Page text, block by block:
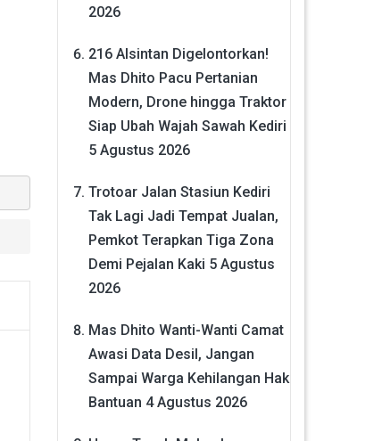
2026
216 Alsintan Digelontorkan!
Mas Dhito Pacu Pertanian
Modern, Drone hingga Traktor
Siap Ubah Wajah Sawah Kediri
5 Agustus 2026
Trotoar Jalan Stasiun Kediri
Tak Lagi Jadi Tempat Jualan,
Pemkot Terapkan Tiga Zona
Demi Pejalan Kaki 5 Agustus
2026
Mas Dhito Wanti-Wanti Camat
Awasi Data Desil, Jangan
Sampai Warga Kehilangan Hak
Bantuan 4 Agustus 2026